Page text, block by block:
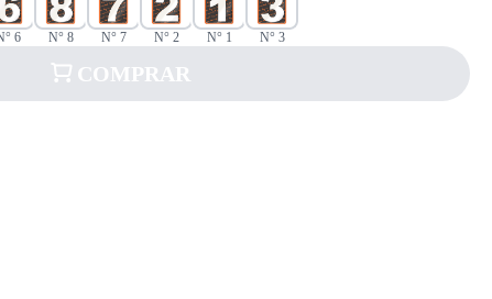
6 N° 8 N° 7 N° 2 N° 1 N° 3
COMPRAR